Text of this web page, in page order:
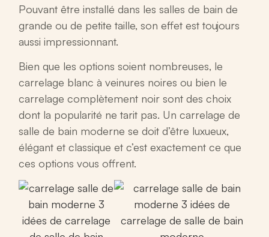
Pouvant être installé dans les salles de bain de
grande ou de petite taille, son effet est toujours
aussi impressionnant.
Bien que les options soient nombreuses, le
carrelage blanc à veinures noires ou bien le
carrelage complètement noir sont des choix
dont la popularité ne tarit pas. Un carrelage de
salle de bain moderne se doit d’être luxueux,
élégant et classique et c’est exactement ce que
ces options vous offrent.